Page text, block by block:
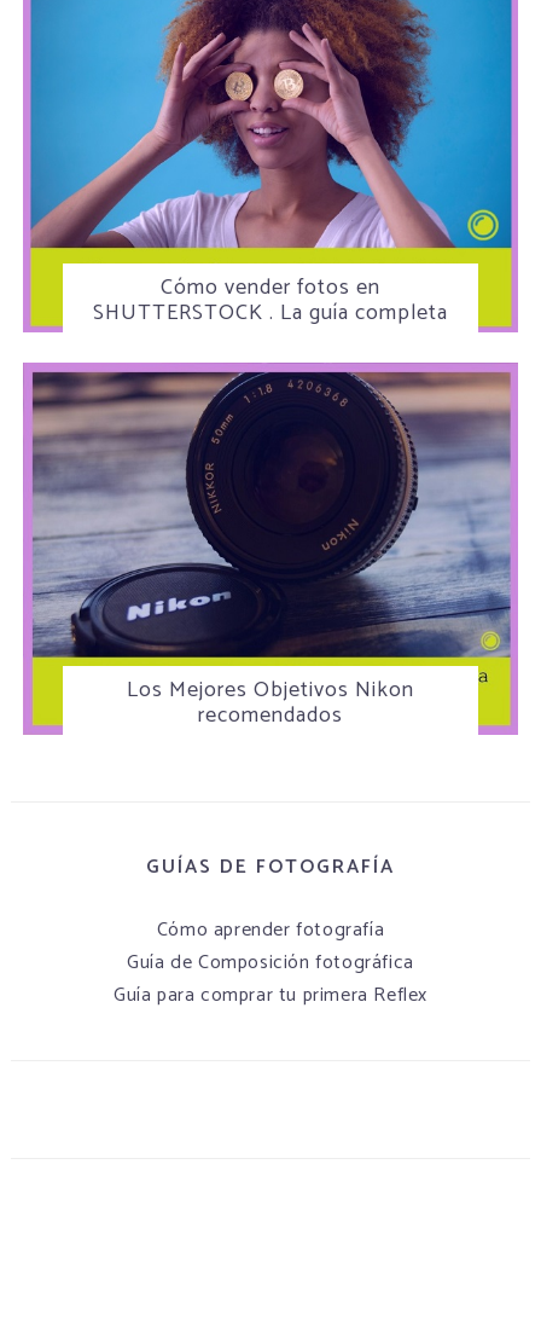
Cómo vender fotos en
SHUTTERSTOCK . La guía completa
Los Mejores Objetivos Nikon
recomendados
GUÍAS DE FOTOGRAFÍA
Cómo aprender fotografía
Guía de Composición fotográfica
Guía para comprar tu primera Reflex